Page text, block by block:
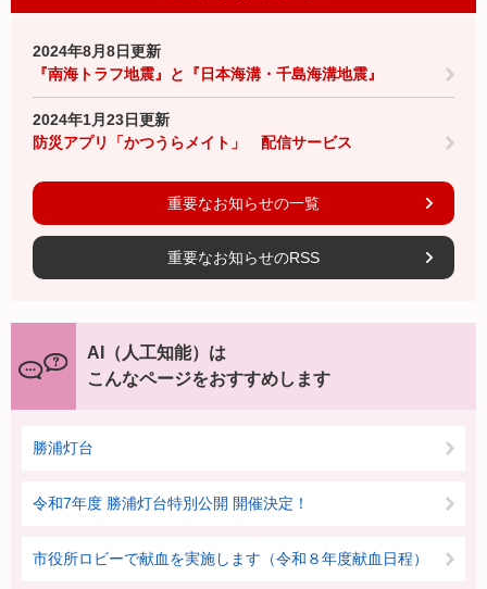
2024年8月8日更新
『南海トラフ地震』と『日本海溝・千島海溝地震』
2024年1月23日更新
防災アプリ「かつうらメイト」 配信サービス
重要なお知らせの一覧
重要なお知らせのRSS
AI（人工知能）は
こんなページをおすすめします
勝浦灯台
令和7年度 勝浦灯台特別公開 開催決定！
市役所ロビーで献血を実施します（令和８年度献血日程）